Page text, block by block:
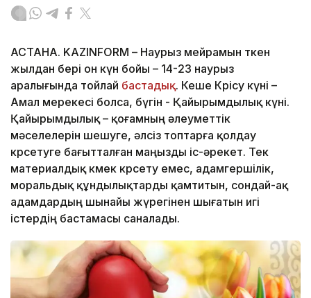
АСТАНА. KAZINFORM – Наурыз мейрамын өткен
жылдан бері он күн бойы – 14-23 наурыз
аралығында тойлай бастадық. Кеше Көрісу күні –
Амал мерекесі болса, бүгін - Қайырымдылық күні.
Қайырымдылық – қоғамның әлеуметтік
мәселелерін шешуге, әлсіз топтарға қолдау
көрсетуге бағытталған маңызды іс-әрекет. Тек
материалдық көмек көрсету емес, адамгершілік,
моральдық құндылықтарды қамтитын, сондай-ақ
адамдардың шынайы жүрегінен шығатын игі
істердің бастамасы саналады.